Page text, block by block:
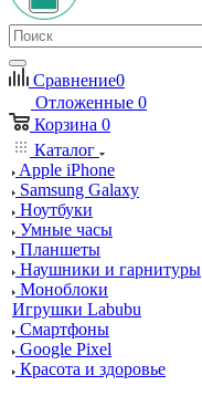
Сравнение0
Отложенные 0
Корзина 0
Каталог
Apple iPhone
Samsung Galaxy
Ноутбуки
Умные часы
Планшеты
Наушники и гарнитуры
Моноблоки
Игрушки Labubu
Смартфоны
Google Pixel
Красота и здоровье